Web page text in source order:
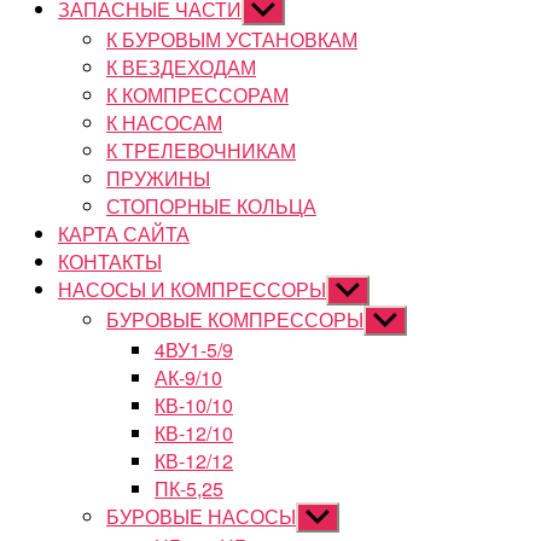
ЗАПАСНЫЕ ЧАСТИ Показывать
подменю
К БУРОВЫМ УСТАНОВКАМ
К ВЕЗДЕХОДАМ
К КОМПРЕССОРАМ
К НАСОСАМ
К ТРЕЛЕВОЧНИКАМ
ПРУЖИНЫ
СТОПОРНЫЕ КОЛЬЦА
КАРТА САЙТА
КОНТАКТЫ
НАСОСЫ И КОМПРЕССОРЫ Показывать
подменю
БУРОВЫЕ КОМПРЕССОРЫ Показывать
подменю
4ВУ1-5/9
АК-9/10
КВ-10/10
КВ-12/10
КВ-12/12
ПК-5,25
БУРОВЫЕ НАСОСЫ Показывать